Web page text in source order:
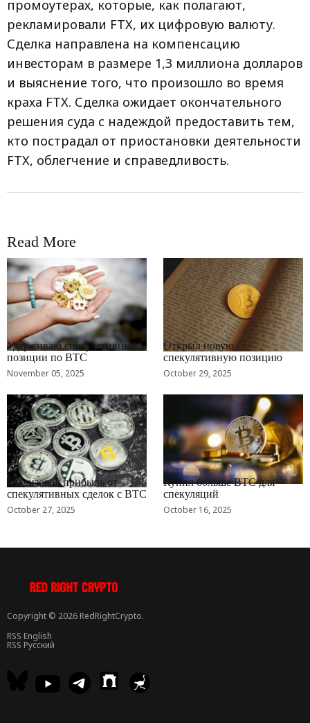
промоутерах, которые, как полагают,
рекламировали FTX, их цифровую валюту.
Сделка направлена на компенсацию
инвесторам в размере 1,3 миллиона долларов
и выяснение того, что произошло во время
краха FTX. Сделка ожидает окончательного
решения суда с надеждой предоставить тем,
кто пострадал от приостановки деятельности
FTX, облегчение и справедливость.
Read More
RRCNEWS_RU
Удерживаю спекулятивные
позиции по BTC
November 05, 2025
RRCNEWS_RU
Открыл новую
спекулятивную позицию
October 29, 2025
RRCNEWS_RU
Реализовал прибыль от
спекулятивных сделок с BTC
October 27, 2025
RRCNEWS_RU
Купил больше BTC для
спекуляций
October 16, 2025
Copyright © 2026 RedRightCrypto.
RSS English
RSS Русский